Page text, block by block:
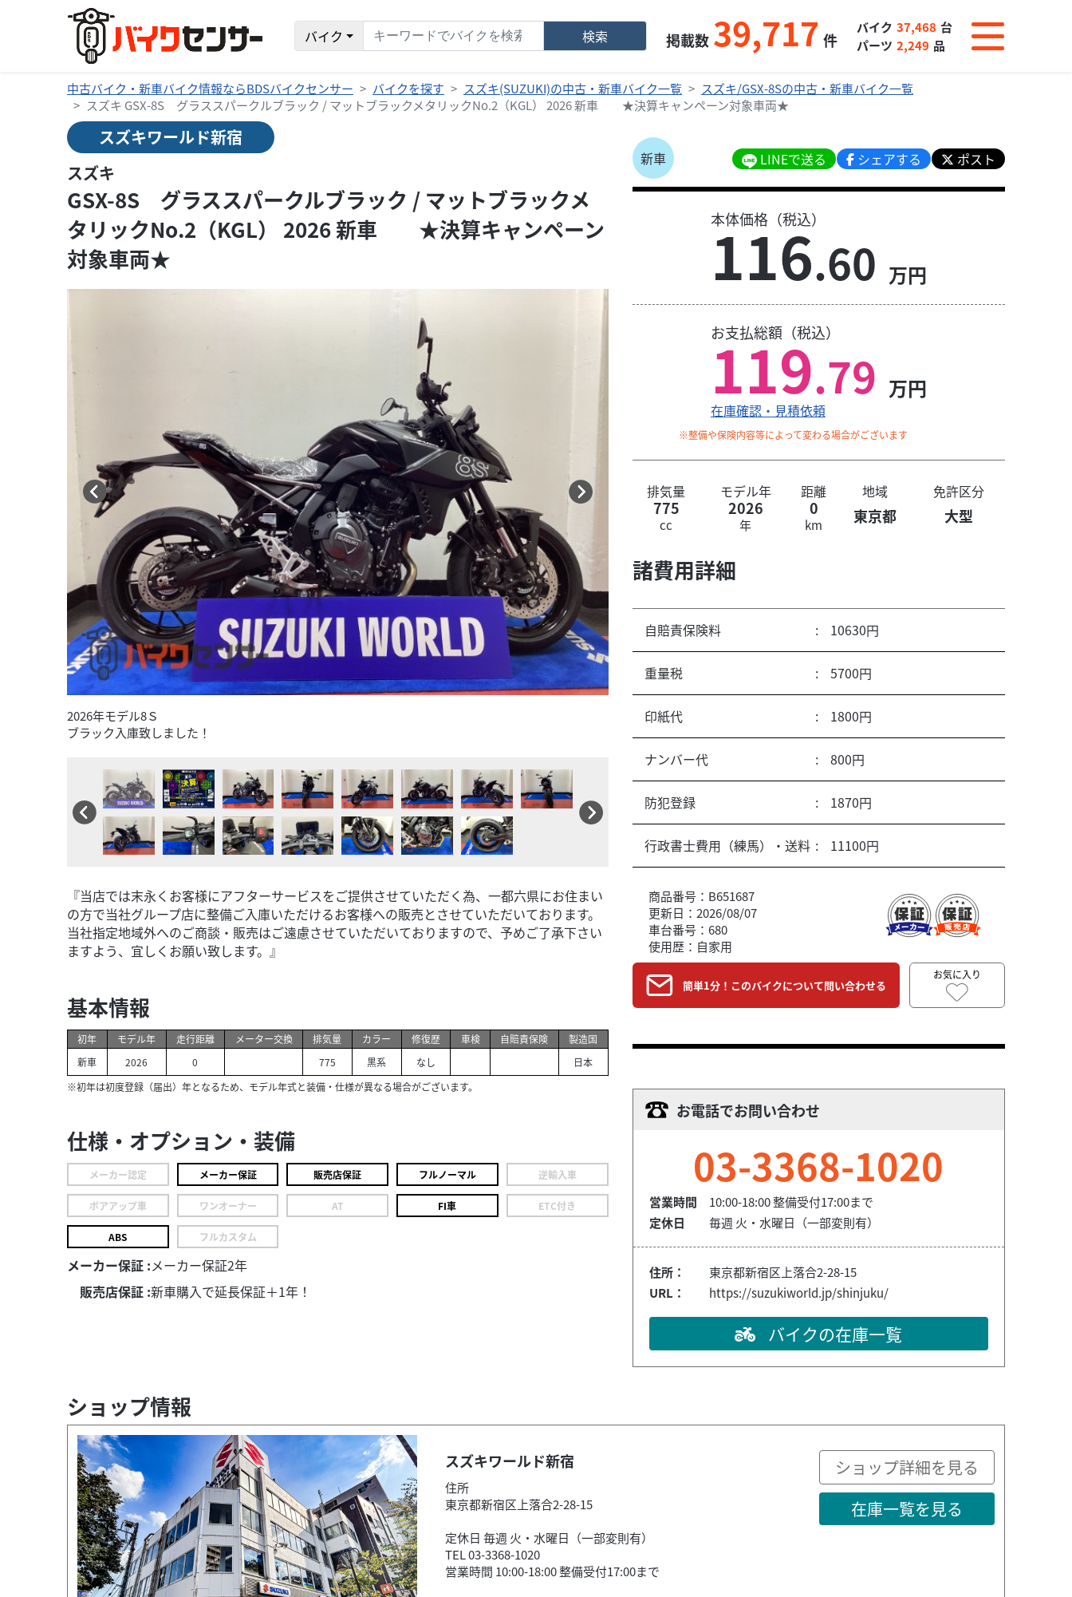
バイク 検索 掲載数 39,717 件
バイク 37,468 台
パーツ 2,249 品
中古バイク・新車バイク情報ならBDSバイクセンサー バイクを探す スズキ(SUZUKI)の中古・新車バイク一覧
スズキ/GSX-8Sの中古・新車バイク一覧
スズキ GSX-8S グラススパークルブラック / マットブラックメタリックNo.2（KGL） 2026 新車 ★決算キャンペーン対象車両★
スズキワールド新宿
スズキ
GSX-8S グラススパークルブラック / マットブラックメ
タリックNo.2（KGL） 2026 新車 ★決算キャンペーン
対象車両★
2026年モデル8Ｓ
ブラック入庫致しました！
★決算キャンペーン対象車両★
『当店では末永くお客様にアフターサービスをご提供させていただく為、一都六県にお住まい
の方で当社グループ店に整備ご入庫いただけるお客様への販売とさせていただいております。
当社指定地域外へのご商談・販売はご遠慮させていただいておりますので、予めご了承下さい
ますよう、宜しくお願い致します。』
基本情報
初年
新車
モデル年
2026
走行距離
0
メーター交換
排気量
775
カラー
黒系
修復歴
なし
車検 自賠責保険
製造国
日本
※初年は初度登録（届出）年となるため、モデル年式と装備・仕様が異なる場合がございます。
仕様・オプション・装備
メーカー認定 メーカー保証 販売店保証 フルノーマル 逆輸入車
ボアアップ車 ワンオーナー AT FI車 ETC付き
ABS フルカスタム
メーカー保証 :メーカー保証2年
販売店保証 :新車購入で延長保証＋1年！
新車 LINEで送る シェアする ポスト
本体価格（税込）
116.60 万円
お支払総額（税込）
119.79 万円
在庫確認・見積依頼
※整備や保険内容等によって変わる場合がございます
排気量 モデル年 距離 地域 免許区分
775
cc
2026
年
0
km 東京都 大型
諸費用詳細
自賠責保険料 10630円
重量税 5700円
印紙代 1800円
ナンバー代 800円
防犯登録 1870円
行政書士費用（練馬）・送料 11100円
商品番号：B651687
更新日：2026/08/07
車台番号：680
使用歴：自家用
簡単1分！このバイクについて問い合わせる
お気に入り
お電話でお問い合わせ
03-3368-1020
営業時間
10:00-18:00 整備受付17:00まで
定休日
毎週 火・水曜日（一部変則有）
住所：
東京都新宿区上落合2-28-15
URL：
https://suzukiworld.jp/shinjuku/
バイクの在庫一覧
ショップ情報
スズキワールド新宿
住所
東京都新宿区上落合2-28-15
定休日 毎週 火・水曜日（一部変則有）
TEL 03-3368-1020
営業時間 10:00-18:00 整備受付17:00まで
ショップ詳細を見る
在庫一覧を見る